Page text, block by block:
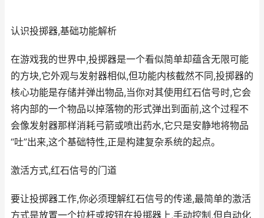
认识投掷器,基础功能解析
在游戏我的世界中,投掷器是一个看似简单却蕴含无限可能
的方块,它外观与发射器相似,但功能内核截然不同,投掷器的
核心功能是存储并弹出物品,当你对其使用红石信号时,它会
将内部的一个物品以掉落物的形式弹出到面前,这个过程不
会像发射器那样消耗弓箭或喷出药水,它只是安静地将物品
“吐”出来,这个基础特性,正是构建复杂系统的起点。
激活方式,红石信号的门道
要让投掷器工作,你必须理解红石信号的传递,最简单的激活
方式是放置一个拉杆或按钮在投掷器上,手动控制,但自动化